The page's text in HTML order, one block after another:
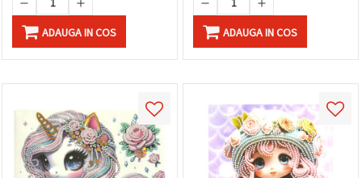
ADAUGA IN COS ADAUGA IN COS